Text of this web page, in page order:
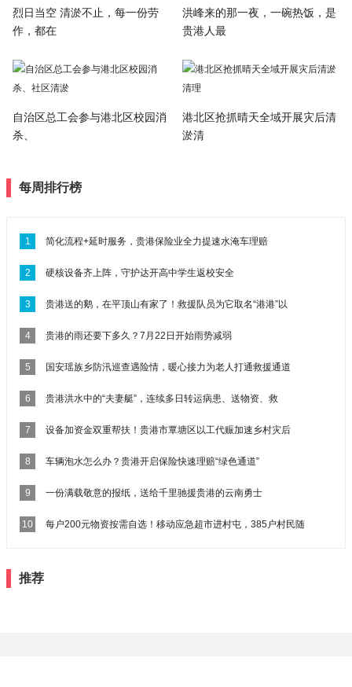
烈日当空 清淤不止，每一份劳
作，都在
洪峰来的那一夜，一碗热饭，是
贵港人最
自治区总工会参与港北区校园消
杀、
港北区抢抓晴天全域开展灾后清
淤清
每周排行榜
1 简化流程+延时服务，贵港保险业全力提速水淹车理赔
2 硬核设备齐上阵，守护达开高中学生返校安全
3 贵港送的鹅，在平顶山有家了！救援队员为它取名“港港”以
4 贵港的雨还要下多久？7月22日开始雨势减弱
5 国安瑶族乡防汛巡查遇险情，暖心接力为老人打通救援通道
6 贵港洪水中的“夫妻艇”，连续多日转运病患、送物资、救
7 设备加资金双重帮扶！贵港市覃塘区以工代赈加速乡村灾后
8 车辆泡水怎么办？贵港开启保险快速理赔“绿色通道”
9 一份满载敬意的报纸，送给千里驰援贵港的云南勇士
10 每户200元物资按需自选！移动应急超市进村屯，385户村民随
推荐